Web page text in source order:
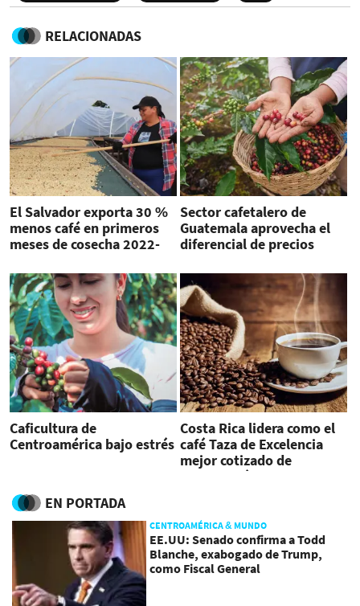
RELACIONADAS
El Salvador exporta 30 %
menos café en primeros
meses de cosecha 2022-
Sector cafetalero de
Guatemala aprovecha el
diferencial de precios
Caficultura de
Centroamérica bajo estrés
Costa Rica lidera como el
café Taza de Excelencia
mejor cotizado de
Centroamérica
EN PORTADA
CENTROAMÉRICA & MUNDO
EE.UU: Senado confirma a Todd
Blanche, exabogado de Trump,
como Fiscal General